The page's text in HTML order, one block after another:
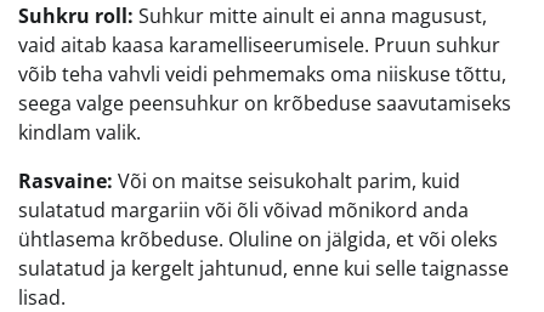
Suhkru roll: Suhkur mitte ainult ei anna magusust,
vaid aitab kaasa karamelliseerumisele. Pruun suhkur
võib teha vahvli veidi pehmemaks oma niiskuse tõttu,
seega valge peensuhkur on krõbeduse saavutamiseks
kindlam valik.
Rasvaine: Või on maitse seisukohalt parim, kuid
sulatatud margariin või õli võivad mõnikord anda
ühtlasema krõbeduse. Oluline on jälgida, et või oleks
sulatatud ja kergelt jahtunud, enne kui selle taignasse
lisad.